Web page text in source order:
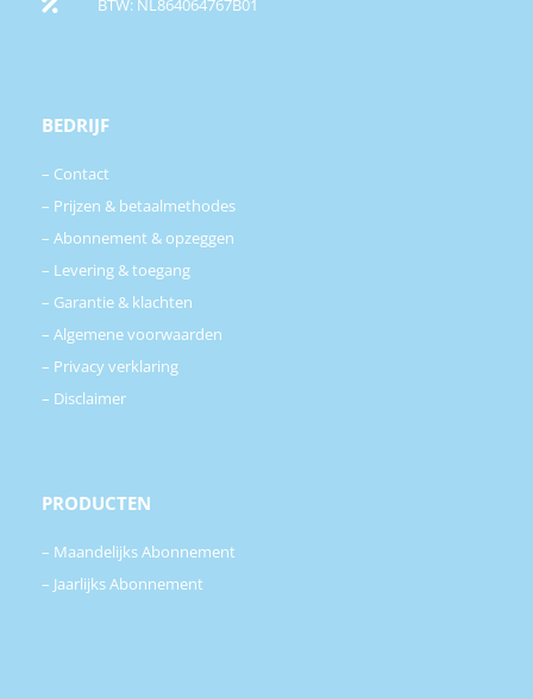
BEDRIJF
– Contact
– Prijzen & betaalmethodes
– Abonnement & opzeggen
– Levering & toegang
– Garantie & klachten
– Algemene voorwaarden
– Privacy verklaring
– Disclaimer
PRODUCTEN
– Maandelijks Abonnement
– Jaarlijks Abonnement